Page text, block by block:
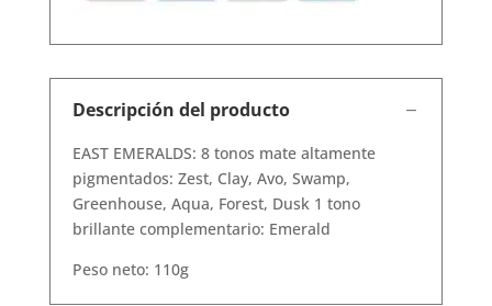
Descripción del producto
EAST EMERALDS: 8 tonos mate altamente
pigmentados: Zest, Clay, Avo, Swamp,
Greenhouse, Aqua, Forest, Dusk 1 tono
brillante complementario: Emerald
Peso neto: 110g